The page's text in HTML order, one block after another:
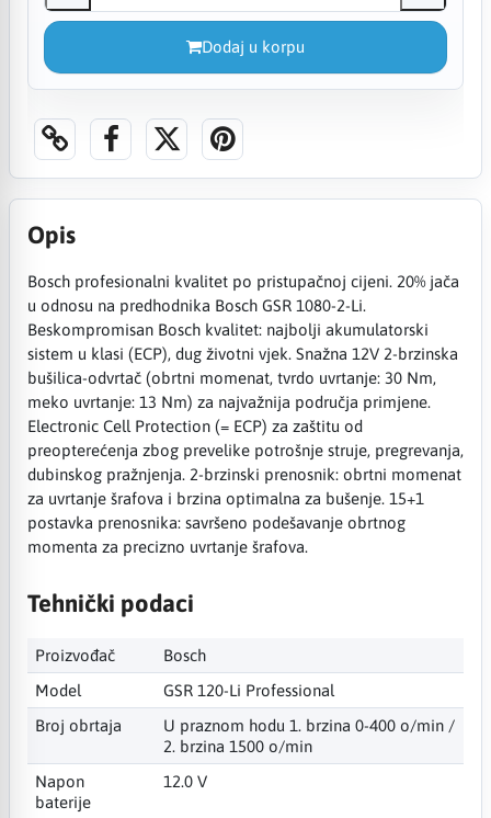
Dodaj u korpu
Opis
Bosch profesionalni kvalitet po pristupačnoj cijeni. 20% jača
u odnosu na predhodnika Bosch GSR 1080-2-Li.
Beskompromisan Bosch kvalitet: najbolji akumulatorski
sistem u klasi (ECP), dug životni vjek. Snažna 12V 2-brzinska
bušilica-odvrtač (obrtni momenat, tvrdo uvrtanje: 30 Nm,
meko uvrtanje: 13 Nm) za najvažnija područja primjene.
Electronic Cell Protection (= ECP) za zaštitu od
preopterećenja zbog prevelike potrošnje struje, pregrevanja,
dubinskog pražnjenja. 2-brzinski prenosnik: obrtni momenat
za uvrtanje šrafova i brzina optimalna za bušenje. 15+1
postavka prenosnika: savršeno podešavanje obrtnog
momenta za precizno uvrtanje šrafova.
Tehnički podaci
Proizvođač
Bosch
Model
GSR 120-Li Professional
Broj obrtaja
U praznom hodu 1. brzina 0-400 o/min /
2. brzina 1500 o/min
Napon
baterije
12.0 V